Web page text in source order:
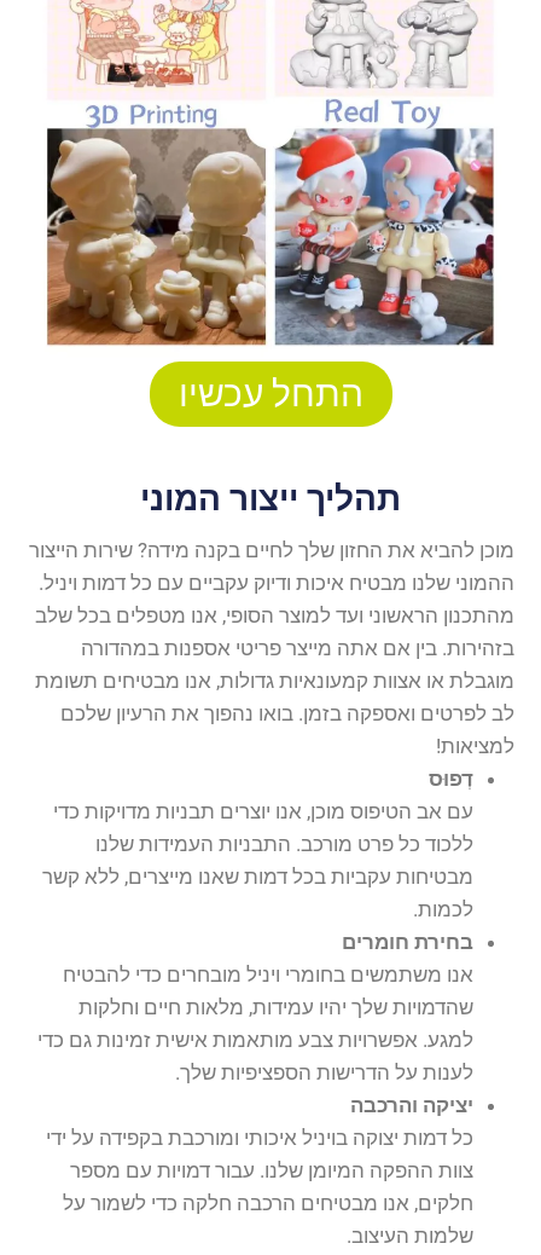
התחל עכשיו
תהליך ייצור המוני
מוכן להביא את החזון שלך לחיים בקנה מידה? שירות הייצור
ההמוני שלנו מבטיח איכות ודיוק עקביים עם כל דמות ויניל.
מהתכנון הראשוני ועד למוצר הסופי, אנו מטפלים בכל שלב
בזהירות. בין אם אתה מייצר פריטי אספנות במהדורה
מוגבלת או אצוות קמעונאיות גדולות, אנו מבטיחים תשומת
לב לפרטים ואספקה בזמן. בואו נהפוך את הרעיון שלכם
למציאות!
דְפוּס
עם אב הטיפוס מוכן, אנו יוצרים תבניות מדויקות כדי
ללכוד כל פרט מורכב. התבניות העמידות שלנו
מבטיחות עקביות בכל דמות שאנו מייצרים, ללא קשר
לכמות.
בחירת חומרים
אנו משתמשים בחומרי ויניל מובחרים כדי להבטיח
שהדמויות שלך יהיו עמידות, מלאות חיים וחלקות
למגע. אפשרויות צבע מותאמות אישית זמינות גם כדי
לענות על הדרישות הספציפיות שלך.
יציקה והרכבה
כל דמות יצוקה בויניל איכותי ומורכבת בקפידה על ידי
צוות ההפקה המיומן שלנו. עבור דמויות עם מספר
חלקים, אנו מבטיחים הרכבה חלקה כדי לשמור על
שלמות העיצוב.